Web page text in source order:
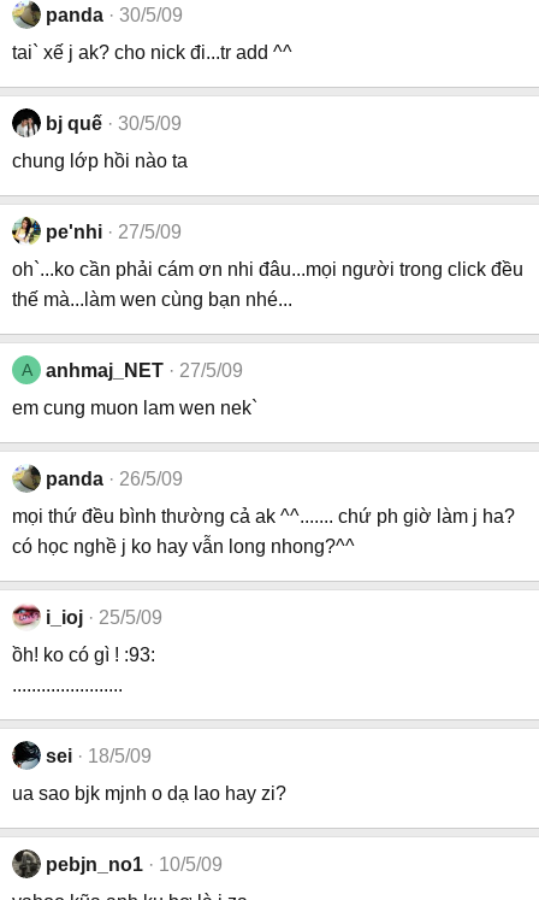
panda
30/5/09
tai` xế j ak? cho nick đi...tr add ^^
bj quế
30/5/09
chung lớp hồi nào ta
pe'nhi
27/5/09
oh`...ko cần phải cám ơn nhi đâu...mọi người trong click đều
thế mà...làm wen cùng bạn nhé...
A anhmaj_NET
27/5/09
em cung muon lam wen nek`
panda
26/5/09
mọi thứ đều bình thường cả ak ^^....... chứ ph giờ làm j ha?
có học nghề j ko hay vẫn long nhong?^^
i_ioj
25/5/09
ồh! ko có gì ! :93:
.......................
sei
18/5/09
ua sao bjk mjnh o dạ lao hay zi?
pebjn_no1
10/5/09